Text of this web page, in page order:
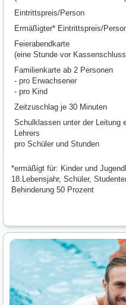
Eintrittspreis/Person
Ermäßigter* Eintrittspreis/
Feierabendkarte
(eine Stunde vor
Familienkarte ab 2 Personen
- pro Erwachsener
- pro Kind
Zeitzuschlag je 30 Minuten
Schulklassen unter der Leitung
Lehrers
pro Schüler und Stunden
*ermäßigt für: Kinder und
18.Lebensjahr, Schüler,
Behinderung 50 Prozent